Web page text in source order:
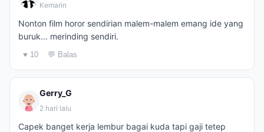
Kemarin
Nonton film horor sendirian malem-malem emang ide yang
buruk... merinding sendiri.
♥ 10 💬 Balas
Gerry_G
2 hari lalu
Capek banget kerja lembur bagai kuda tapi gaji tetep